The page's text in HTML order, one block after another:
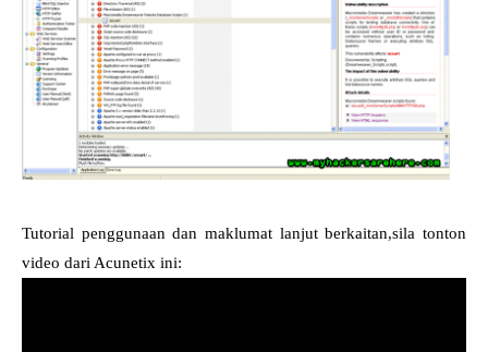
Tutorial penggunaan dan maklumat lanjut berkaitan,sila tonton
video dari Acunetix ini: